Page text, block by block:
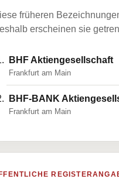
früheren
erscheinen sie
BHF Aktiengesellschaft
Frankfurt am Main
BHF-BANK
Frankfurt am Main